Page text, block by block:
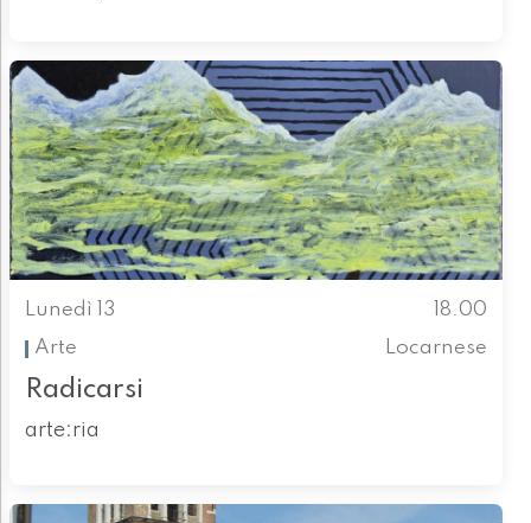
Lunedì 13
18.00
Arte
Locarnese
Radicarsi
arte:ria